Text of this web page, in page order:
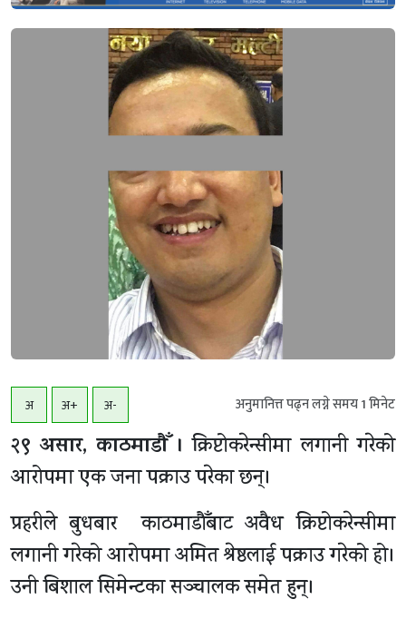
अ अ+ अ- अनुमानित्त पढ्न लग्ने समय1मिनेट
२९ असार, काठमाडाैँ । क्रिप्टोकरेन्सीमा लगानी गरेको
आरोपमा एक जना पक्राउ परेका छन्।
प्रहरीले बुधबार काठमाडाैँबाट अवैध क्रिप्टोकरेन्सीमा
लगानी गरेको आरोपमा अमित श्रेष्ठलाई पक्राउ गरेको हो।
उनी बिशाल सिमेन्टका सञ्चालक समेत हुन्।